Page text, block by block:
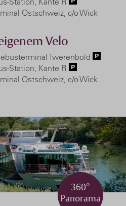
Ostschweiz, c/o Wick
Velo
Twerenbold
Station, Kante R
Ostschweiz, c/o Wick
360°
Panorama